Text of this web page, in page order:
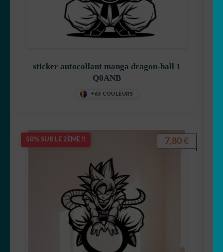
sticker autocollant manga dragon-ball 1
Q0ANB
+63 COULEURS
50% SUR LE 2ÈME !! 7,80 €